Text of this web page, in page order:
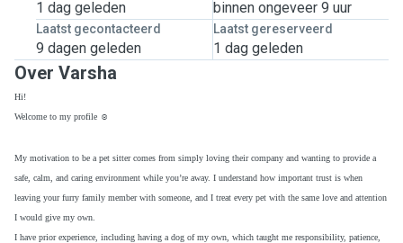
1 dag geleden binnen ongeveer 9 uur
Laatst gecontacteerd
9 dagen geleden
Laatst gereserveerd
1 dag geleden
Over Varsha
Hi!
Welcome to my profile ☺️
My motivation to be a pet sitter comes from simply loving their company and wanting to provide a
safe, calm, and caring environment while you’re away. I understand how important trust is when
leaving your furry family member with someone, and I treat every pet with the same love and attention
I would give my own.
I have prior experience, including having a dog of my own, which taught me responsibility, patience,